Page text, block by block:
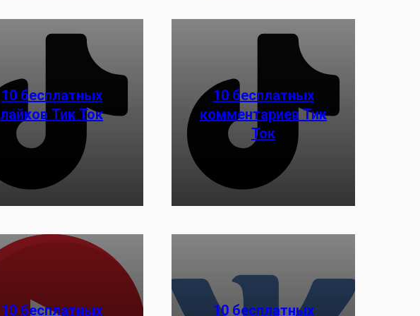
10 бесплатных
лайков Тик Ток
10 бесплатных
комментариев Тик
Ток
Заказать
10 бесплатных
10 бесплатных